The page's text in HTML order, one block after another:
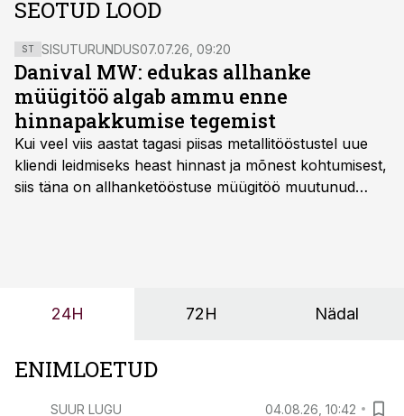
SEOTUD LOOD
ST SISUTURUNDUS07.07.26, 09:20
Danival MW: edukas allhanke
müügitöö algab ammu enne
hinnapakkumise tegemist
Kui veel viis aastat tagasi piisas metallitööstustel uue
kliendi leidmiseks heast hinnast ja mõnest kohtumisest,
siis täna on allhanketööstuse müügitöö muutunud
24H 72H Nädal
ENIMLOETUD
SUUR LUGU 04.08.26, 10:42